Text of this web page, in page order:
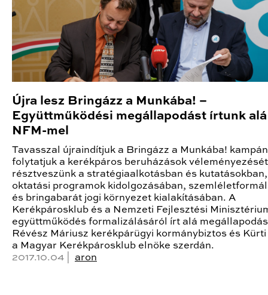
Újra lesz Bringázz a Munkába! –
Együttműködési megállapodást írtunk alá
NFM-mel
Tavasszal újraindítjuk a Bringázz a Munkába!
folytatjuk a kerékpáros beruházások
résztveszünk a stratégiaalkotásban és kutatásokban,
oktatási programok kidolgozásában,
és bringabarát jogi környezet kialakításában. A
Kerékpárosklub és a Nemzeti Fejlesztési
együttműködés formalizálásáról írt alá
Révész Máriusz kerékpárügyi kormánybiztos és Kürti
a Magyar Kerékpárosklub elnöke szerdán.
2017.10.04 | aron